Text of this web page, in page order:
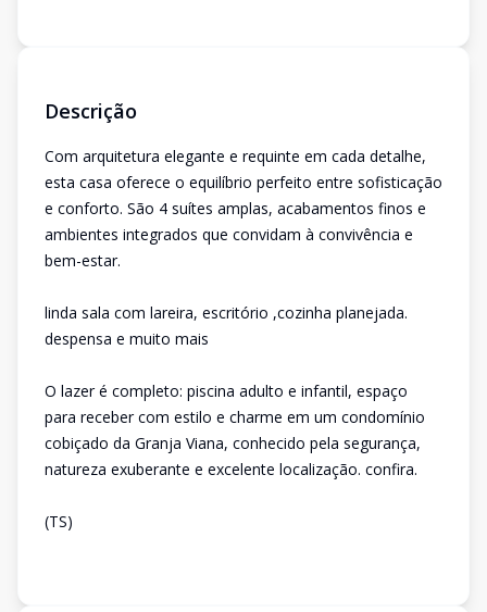
Descrição
Com arquitetura elegante e requinte em cada detalhe,
esta casa oferece o equilíbrio perfeito entre sofisticação
e conforto. São 4 suítes amplas, acabamentos finos e
ambientes integrados que convidam à convivência e
bem-estar.
linda sala com lareira, escritório ,cozinha planejada.
despensa e muito mais
O lazer é completo: piscina adulto e infantil, espaço
para receber com estilo e charme em um condomínio
cobiçado da Granja Viana, conhecido pela segurança,
natureza exuberante e excelente localização. confira.
(TS)